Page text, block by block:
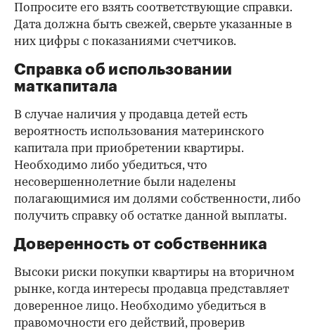
Попросите его взять соответствующие справки.
Дата должна быть свежей, сверьте указанные в
них цифры с показаниями счетчиков.
Справка об использовании
маткапитала
В случае наличия у продавца детей есть
вероятность использования материнского
капитала при приобретении квартиры.
Необходимо либо убедиться, что
несовершеннолетние были наделены
полагающимися им долями собственности, либо
получить справку об остатке данной выплаты.
Доверенность от собственника
Высоки риски покупки квартиры на вторичном
рынке, когда интересы продавца представляет
доверенное лицо. Необходимо убедиться в
правомочности его действий, проверив